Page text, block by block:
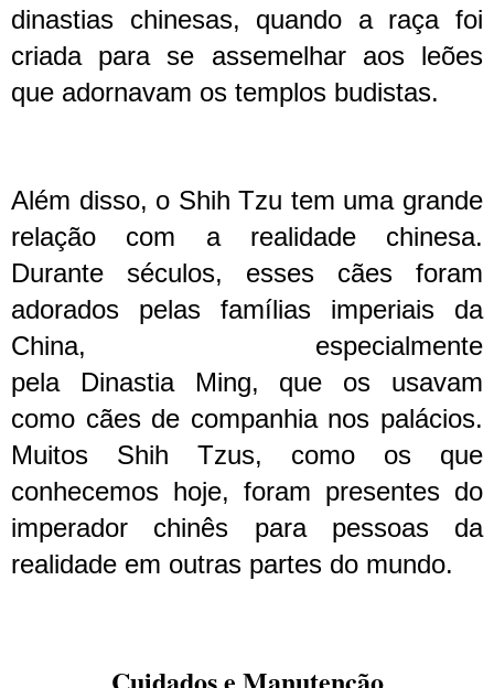
dinastias chinesas, quando a raça foi
criada para se assemelhar aos leões
que adornavam os templos budistas.
Além disso, o Shih Tzu tem uma grande
relação com a realidade chinesa.
Durante séculos, esses cães foram
adorados pelas famílias imperiais da
China, especialmente
pela DinastiaMing, que os usavam
como cães de companhia nos palácios.
Muitos Shih Tzus, como os que
conhecemos hoje, foram presentes do
imperador chinês para pessoas da
realidade em outras partes do mundo.